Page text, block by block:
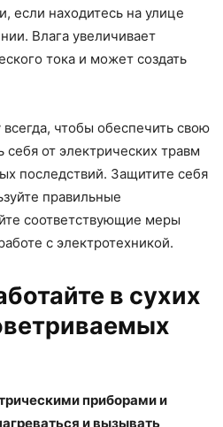
если находитесь на улице
Влага увеличивает
тока и может создать
чтобы обеспечить свою
себя от электрических травм
последствий. Защитите себя
правильные
соответствующие меры
с электротехникой.
в сухих
приборами и
и вызывать